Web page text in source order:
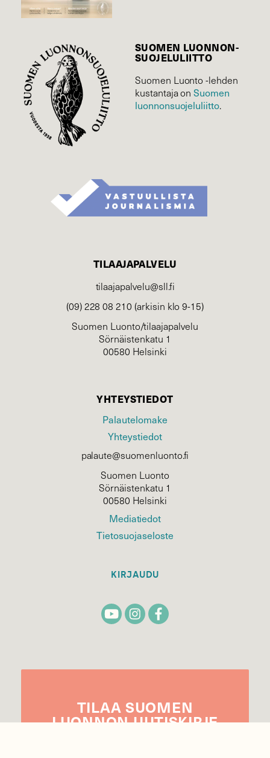
SUOMEN LUONNON­
SUOJELU­LIITTO
Suomen Luonto -lehden
kustantaja onSuomen
luonnonsuojelu­liitto.
TILAAJAPALVELU
tilaajapalvelu@sll.fi
(09) 228 08 210 (arkisin klo 9-15)
Suomen Luonto/tilaajapalvelu
Sörnäistenkatu 1
00580 Helsinki
YHTEYSTIEDOT
Palautelomake
Yhteystiedot
palaute@suomenluonto.fi
Suomen Luonto
Sörnäistenkatu 1
00580 Helsinki
Mediatiedot
Tietosuojaseloste
KIRJAUDU
TILAA SUOMEN
LUONNONUUTIS­KIRJE